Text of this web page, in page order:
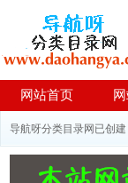
网站首页
导航呀分类目录网已创建